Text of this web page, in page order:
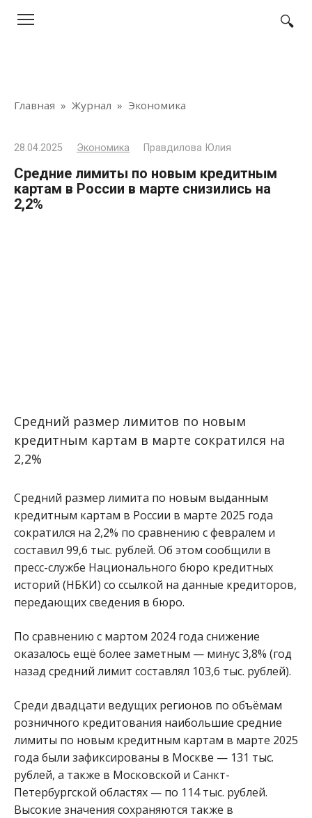
Главная » Журнал » Экономика
28.04.2025 Экономика Правдилова Юлия
Средние лимиты по новым кредитным
картам в России в марте снизились на
2,2%
Средний размер лимитов по новым
кредитным картам в марте сократился на
2,2%
Средний размер лимита по новым выданным
кредитным картам в России в марте 2025 года
сократился на 2,2% по сравнению с февралем и
составил 99,6 тыс. рублей. Об этом сообщили в
пресс-службе Национального бюро кредитных
историй (НБКИ) со ссылкой на данные кредиторов,
передающих сведения в бюро.
По сравнению с мартом 2024 года снижение
оказалось ещё более заметным — минус 3,8% (год
назад средний лимит составлял 103,6 тыс. рублей).
Среди двадцати ведущих регионов по объёмам
розничного кредитования наибольшие средние
лимиты по новым кредитным картам в марте 2025
года были зафиксированы в Москве — 131 тыс.
рублей, а также в Московской и Санкт-
Петербургской областях — по 114 тыс. рублей.
Высокие значения сохраняются также в